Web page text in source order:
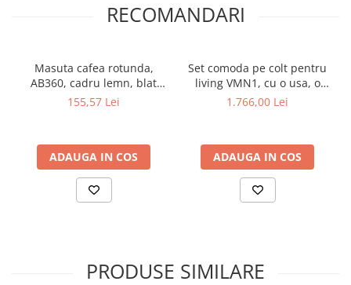
RECOMANDARI
Masuta cafea rotunda,
AB360, cadru lemn, blat
polipropilena, 49.5x44.5 cm,
155,57 Lei
ADAUGA IN COS
Set comoda pe colt pentru
living VMN1, cu o usa, o
polita si vitrina
Melaminat, cu elemente din
MDF, Alb Antichizat
1.766,00 Lei
ADAUGA IN COS
PRODUSE SIMILARE